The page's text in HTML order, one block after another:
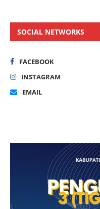
SOCIAL NETWORKS
FACEBOOK
INSTAGRAM
EMAIL